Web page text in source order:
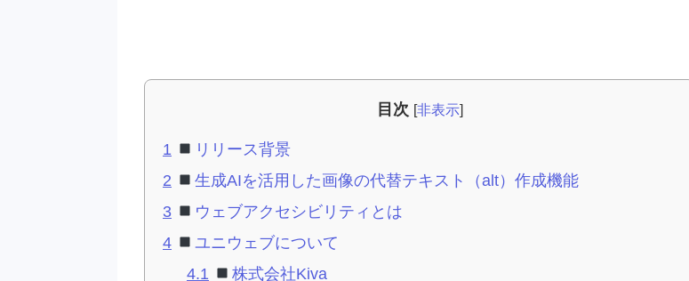
目次 [非表示]
1
リリース背景
2
生成AIを活用した画像の代替テキスト（alt）作成機能
3
ウェブアクセシビリティとは
4
ユニウェブについて
4.1
株式会社Kiva